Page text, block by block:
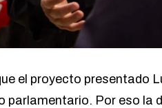
el proyecto presentado
parlamentario. Por eso la